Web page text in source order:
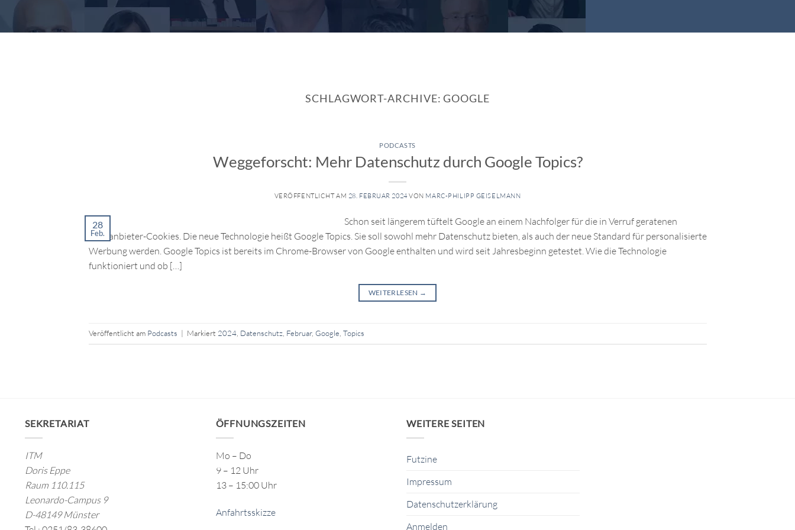
SCHLAGWORT-ARCHIVE:GOOGLE
PODCASTS
Weggeforscht: Mehr Datenschutz durch Google Topics?
VERÖFFENTLICHT AM 28. FEBRUAR 2024VON MARC-PHILIPP GEISELMANN
28
Feb.
Schon seit längerem tüftelt Google an einem Nachfolger für die in Verruf geratenen
Drittanbieter-Cookies. Die neue Technologie heißt Google Topics. Sie soll sowohl mehr Datenschutz bieten, als auch der neue Standard für personalisierte
Werbung werden. Google Topics ist bereits im Chrome-Browser von Google enthalten und wird seit Jahresbeginn getestet. Wie die Technologie
funktioniert und ob […]
WEITERLESEN →
Veröffentlicht am Podcasts | Markiert 2024, Datenschutz, Februar, Google Topics
SEKRETARIAT
ITM
Doris Eppe
Raum 110.115
Leonardo-Campus 9
D-48149 Münster
ÖFFNUNGSZEITEN
Mo – Do
9 – 12 Uhr
13 – 15:00 Uhr
Anfahrtsskizze
WEITERE SEITEN
Futzine
Impressum
Datenschutzerklärung
Anmelden